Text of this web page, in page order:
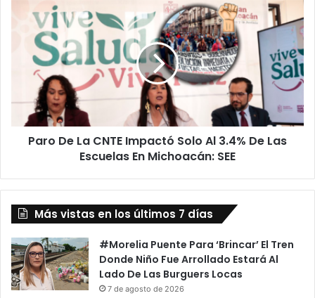
Puentes
Impactó
Michoacán:
Paro De La CNTE Impactó Solo Al 3.4% De Las
Escuelas En Michoacán: SEE
Más vistas en los últimos 7 días
#Morelia Puente Para ‘Brincar’ El Tren
Donde Niño Fue Arrollado Estará Al
Lado De Las Burguers Locas
7 de agosto de 2026